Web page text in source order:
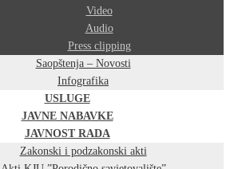
Video
Audio
Press clipping
Saopštenja – Novosti
Infografika
USLUGE
JAVNE NABAVKE
JAVNOST RADA
Zakonski i podzakonski akti